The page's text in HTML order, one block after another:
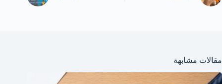
مقالات مشابهة